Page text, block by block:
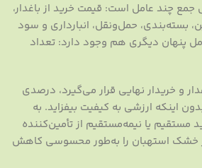
چند عامل است: قیمت خرید از باغدار،
حمل‌ونقل، انبارداری و سود
پنهان دیگری هم وجود دارد: تعداد
و خریدار نهایی قرار می‌گیرد، درصدی
اینکه ارزشی به کیفیت بیفزاید. به
یا نیمه‌مستقیم از تأمین‌کننده
خشک استهبان را به‌طور محسوسی کاهش